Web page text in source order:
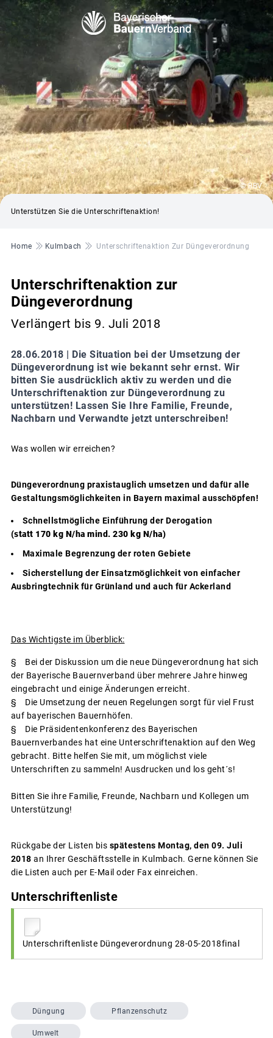
© BBV
Unterstützen Sie die Unterschriftenaktion!
Pfadnavigation
Home Kulmbach Unterschriftenaktion Zur Düngeverordnung
Unterschriftenaktion zur
Düngeverordnung
Verlängert bis 9. Juli 2018
28.06.2018 |
Die Situation bei der Umsetzung der
Düngeverordnung ist wie bekannt sehr ernst. Wir
bitten Sie ausdrücklich aktiv zu werden und die
Unterschriftenaktion zur Düngeverordnung zu
unterstützen! Lassen Sie Ihre Familie, Freunde,
Nachbarn und Verwandte jetzt unterschreiben!
Was wollen wir erreichen?
Düngeverordnung praxistauglich umsetzen und dafür alle
Gestaltungsmöglichkeiten in Bayern maximal ausschöpfen!
Schnellstmögliche Einführung der Derogation
(statt 170 kg N/ha mind. 230 kg N/ha)
Maximale Begrenzung der roten Gebiete
Sicherstellung der Einsatzmöglichkeit von einfacher
Ausbringtechnik für Grünland und auch für Ackerland
Das Wichtigste im Überblick:
§ Bei der Diskussion um die neue Düngeverordnung hat sich
der Bayerische Bauernverband über mehrere Jahre hinweg
eingebracht und einige Änderungen erreicht.
§ Die Umsetzung der neuen Regelungen sorgt für viel Frust
auf bayerischen Bauernhöfen.
§ Die Präsidentenkonferenz des Bayerischen
Bauernverbandes hat eine Unterschriftenaktion auf den Weg
gebracht. Bitte helfen Sie mit, um möglichst viele
Unterschriften zu sammeln! Ausdrucken und los geht´s!
Bitten Sie ihre Familie, Freunde, Nachbarn und Kollegen um
Unterstützung!
Rückgabe der Listen bis spätestens Montag, den 09. Juli
2018 an Ihrer Geschäftsstelle in Kulmbach. Gerne können Sie
die Listen auch per E-Mail oder Fax einreichen.
Unterschriftenliste
Unterschriftenliste Düngeverordnung 28-05-2018final
Düngung Pflanzenschutz
Umwelt